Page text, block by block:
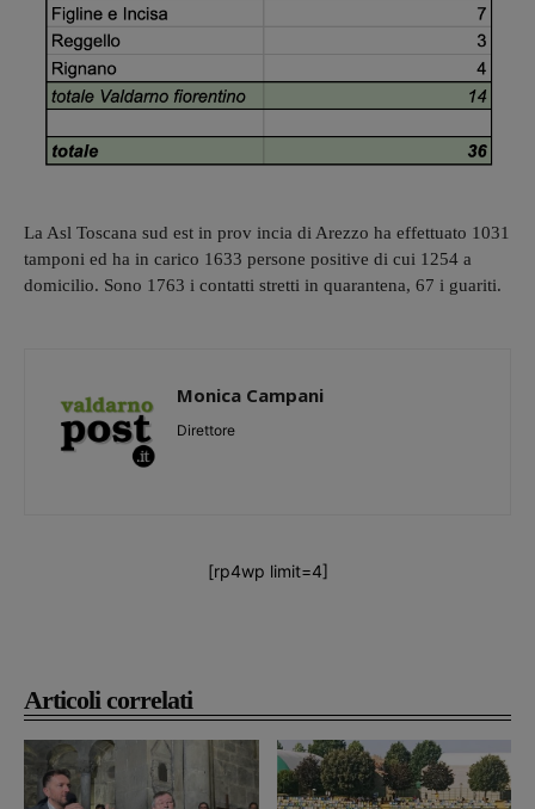
Articoli correlati
La Asl Toscana sud est in prov incia di Arezzo ha effettuato 1031
tamponi ed ha in carico 1633 persone positive di cui 1254 a
domicilio. Sono 1763 i contatti stretti in quarantena, 67 i guariti.
Monica Campani
Direttore
[rp4wp limit=4]